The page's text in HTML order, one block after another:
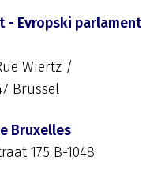
- Evropski parlament
Wiertz /
Brussel
Bruxelles
175 B-1048